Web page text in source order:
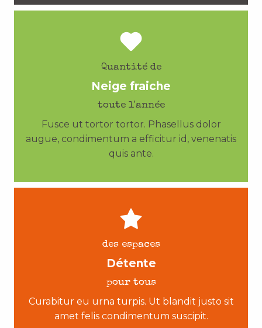
Quantité de
Neige fraiche
toute l'année
Fusce ut tortor tortor. Phasellus dolor
augue, condimentum a efficitur id, venenatis
quis ante.
des espaces
Détente
pour tous
Curabitur eu urna turpis. Ut blandit justo sit
amet felis condimentum suscipit.